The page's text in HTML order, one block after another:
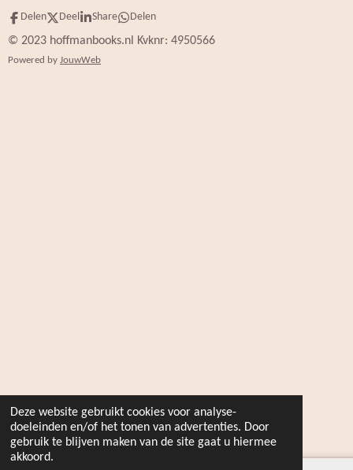
Deze website gebruikt cookies voor analyse-
doeleinden en/of het tonen van advertenties. Door
gebruik te blijven maken van de site gaat u hiermee
akkoord.
Delen Deel Share Delen
© 2023 hoffmanbooks.nl Kvknr: 4950566
Powered by JouwWeb